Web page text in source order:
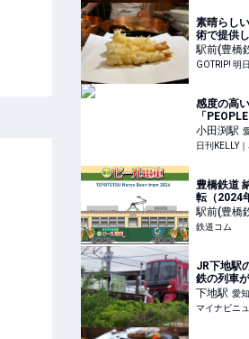
素晴らし
術で提供
のお店 /
「天源」
駅前(豊橋
橋市
感度の高
「
PARK」で
タイルの
ーヒーを
の最新情
小田渕駅
豊橋鉄道
転（2024
鉄道コム
駅前(豊橋
橋市
鉄道コム
JR下地駅
鉄の列車
の歴史を
下地駅 愛
マイナビニ